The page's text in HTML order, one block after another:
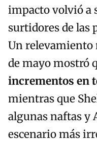
impacto volvió a
surtidores de las
Un relevamiento
de mayo mostró
incrementos en
mientras que
algunas naftas y
escenario más